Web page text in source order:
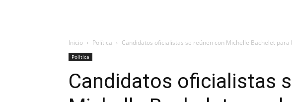
Inicio Política Candidatos oficialistas se reúnen con Michelle Bachelet para
Política
Candidatos oficialistas